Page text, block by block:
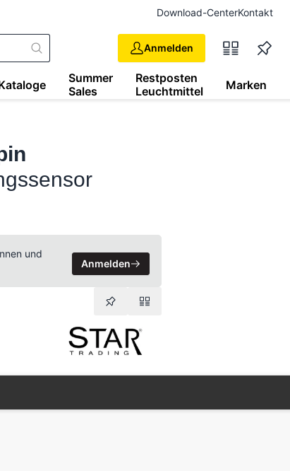
Download-CenterKontakt
Anmelden
Summer
Sales
Restposten
Leuchtmittel
Marken
und
Anmelden